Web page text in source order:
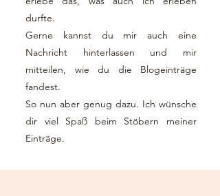
durfte.
Gerne kannst du mir auch eine
Nachricht hinterlassen und mir
mitteilen, wie du die Blogeinträge
fandest.
So nun aber genug dazu. Ich wünsche
dir viel Spaß beim Stöbern meiner
Einträge.